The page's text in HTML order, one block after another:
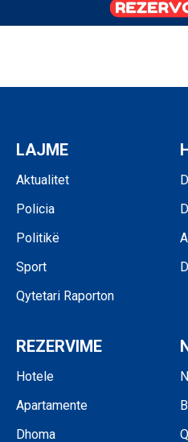
LAJME
Aktualitet
Policia
Politikë
Sport
Qytetari Raporton
REZERVIME
Hotele
Apartamente
Dhoma